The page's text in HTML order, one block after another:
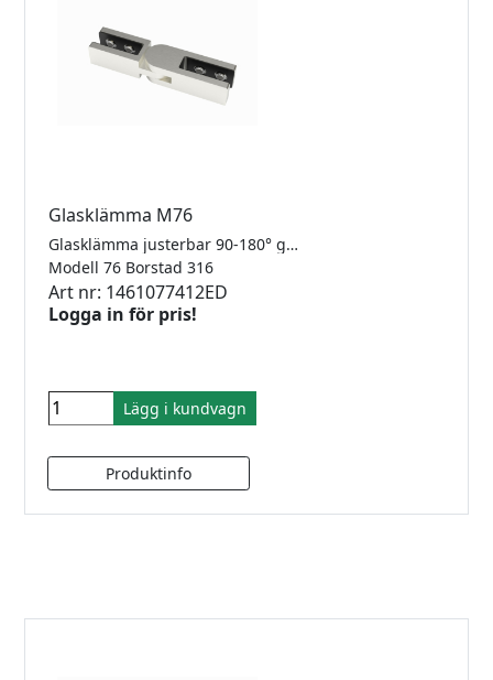
Glasklämma M76
Glasklämma justerbar 90-180° glas/glas för 8-12.76mm glas. Rostfritt 316.
Modell 76 Borstad 316
Art nr: 1461077412ED
Logga in för pris!
Lägg i kundvagn